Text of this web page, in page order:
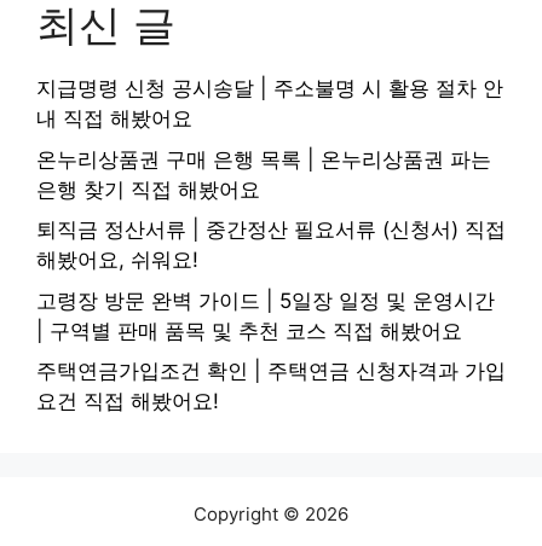
최신 글
지급명령 신청 공시송달 | 주소불명 시 활용 절차 안
내 직접 해봤어요
온누리상품권 구매 은행 목록 | 온누리상품권 파는
은행 찾기 직접 해봤어요
퇴직금 정산서류 | 중간정산 필요서류 (신청서) 직접
해봤어요, 쉬워요!
고령장 방문 완벽 가이드 | 5일장 일정 및 운영시간
| 구역별 판매 품목 및 추천 코스 직접 해봤어요
주택연금가입조건 확인 | 주택연금 신청자격과 가입
요건 직접 해봤어요!
Copyright © 2026